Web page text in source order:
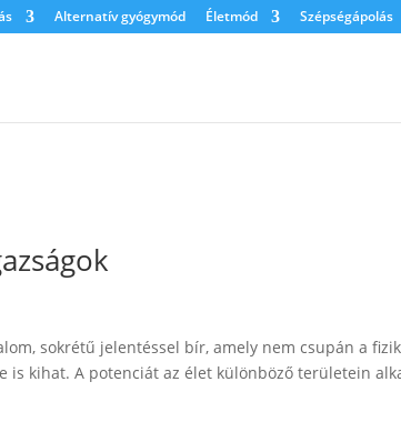
Alternatív gyógymód Életmód Szépségápolás
sokrétű jelentéssel bír, amely nem csupán a
kihat. A potenciát az élet különböző területein